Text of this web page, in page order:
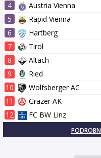
4
Austria Vienna
5
Rapid Vienna
6
Hartberg
7
Tirol
8
Altach
9
Ried
10
Wolfsberger AC
11
Grazer AK
12
FC BW Linz